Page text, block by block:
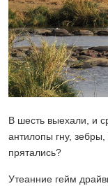
В шесть выехали, и
антилопы гну,
прятались?
Утеанние гейм